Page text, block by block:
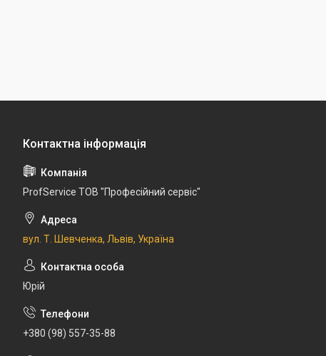
ProfService ТОВ "Професійний сервіс"
вул. Т. Шевченка, Львів, Україна
Юрій
+380 (98) 557-35-88